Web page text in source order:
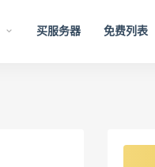
买服务器 免费列表